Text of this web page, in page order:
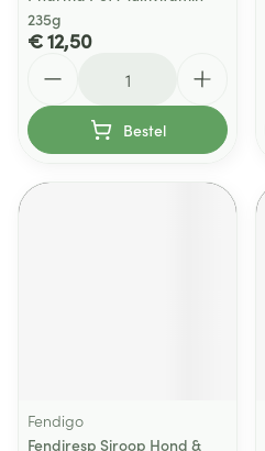
235g
€ 12,50
Bestel
Fendigo
Fendiresp Siroop Hond &